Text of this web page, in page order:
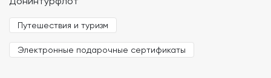
Путешествия и туризм
Электронные подарочные сертификаты